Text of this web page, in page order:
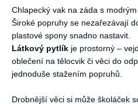
Chlapecký vak na záda s
Široké popruhy se nezařezávají
plastové spony snadno nastavit.
Látkový pytlík je prostorný –
oblečení na tělocvik či věci do
jednoduše stažením popruhů.
Drobnější věci si může školáček